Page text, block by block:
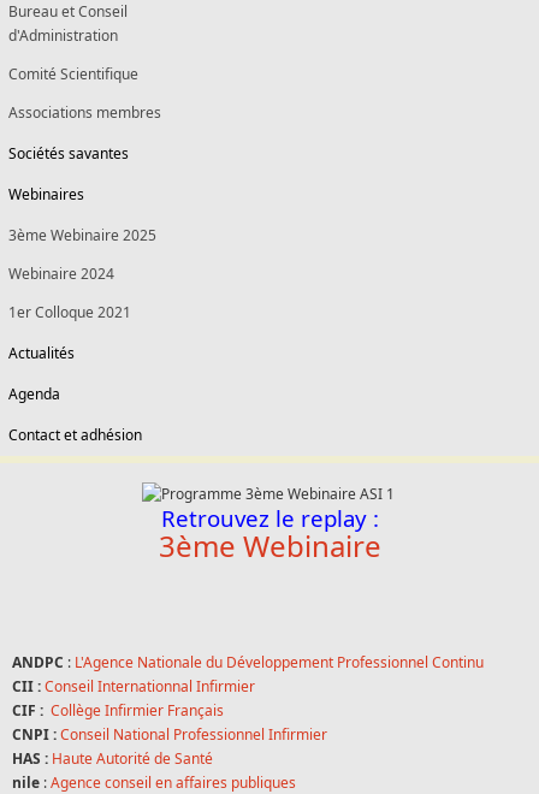
Bureau et Conseil
d'Administration
Comité Scientifique
Associations membres
Sociétés savantes
Webinaires
3ème Webinaire 2025
Webinaire 2024
1er Colloque 2021
Actualités
Agenda
Contact et adhésion
Retrouvez le replay :
3ème Webinaire
ANDPC : L'Agence Nationale du Développement Professionnel Continu
CII :Conseil Internationnal Infirmier
CIF : Collège Infirmier Français
CNPI :Conseil National Professionnel Infirmier
HAS : Haute Autorité de Santé
nile :Agence conseil en affaires publiques